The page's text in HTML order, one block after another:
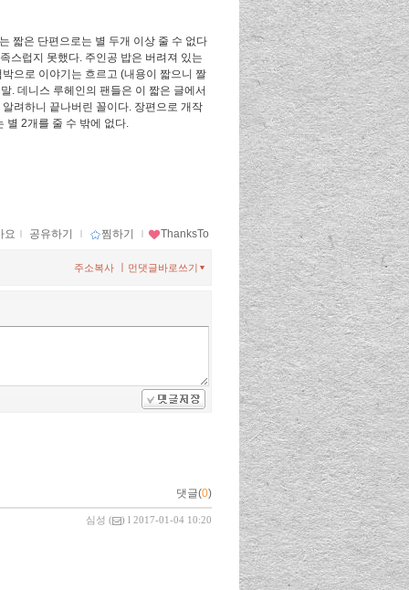
짧은 단편으로는 별 두개 이상 줄 수 없다
스럽지 못했다. 주인공 밥은 버려져 있는
으로 이야기는 흐르고 (내용이 짧으니 짤
. 데니스 루헤인의 팬들은 이 짧은 글에서
려하니 끝나버린 꼴이다. 장편으로 개작
별 2개를 줄 수 밖에 없다.
요 ｌ 공유하기 ｌ 찜하기 ｌ ThanksTo
먼댓글바로쓰기
주소복사
댓글(0)
심성 ( ) l 2017-01-04 10:20